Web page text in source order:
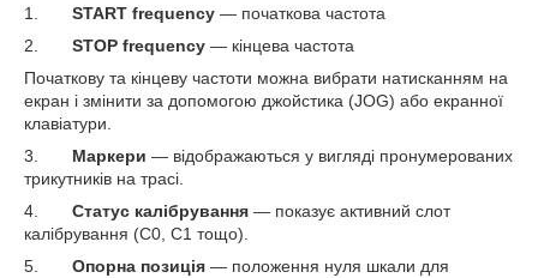
1. START frequency — початкова частота
2. STOP frequency — кінцева частота
Початкову та кінцеву частоти можна вибрати натисканням на
екран і змінити за допомогою джойстика (JOG) або екранної
клавіатури.
3. Маркери — відображаються у вигляді пронумерованих
трикутників на трасі.
4. Статус калібрування — показує активний слот
калібрування (C0, C1 тощо).
5. Опорна позиція — положення нуля шкали для